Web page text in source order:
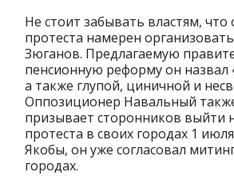
Не стоит забывать властям, что
протеста намерен
Зюганов. Предлагаемую
пенсионную реформу он назвал
а также глупой, циничной и
Оппозиционер Навальный
призывает сторонников выйти
протеста в своих городах 1
Якобы, он уже согласовал
городах.